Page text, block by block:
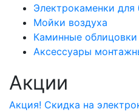
Электрокаменки для
Мойки воздуха
Каминные облицовки
Аксессуары
Акции
Акция! Скидка на